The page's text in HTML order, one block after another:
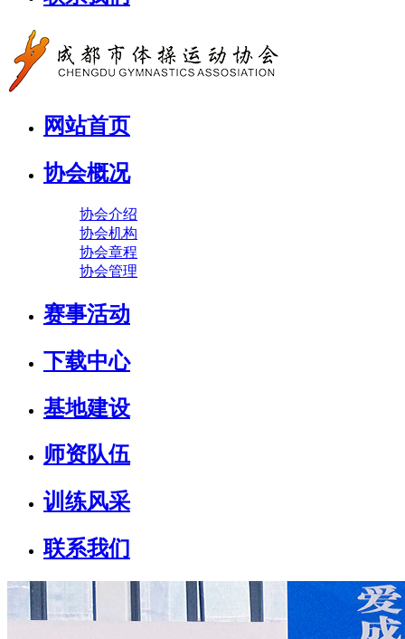
网站首页
协会概况
协会介绍
协会机构
协会章程
协会管理
赛事活动
下载中心
基地建设
师资队伍
训练风采
联系我们